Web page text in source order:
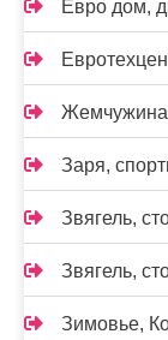
Евро дом,
Заря,
Звягель,
Звягель,
Зимовье,